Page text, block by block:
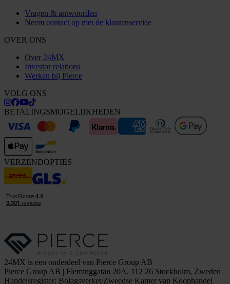
Vragen & antwoorden
Neem contact op met de klantenservice
OVER ONS
Over 24MX
Investor relations
Werken bij Pierce
VOLG ONS
BETALINGSMOGELIJKHEDEN
VERZENDOPTIES
24MX is een onderdeel van Pierce Group AB
Pierce Group AB | Fleminggatan 20A, 112 26 Stockholm, Zweden
Handelsregister: Bolagsverket/Zweedse Kamer van Koophandel